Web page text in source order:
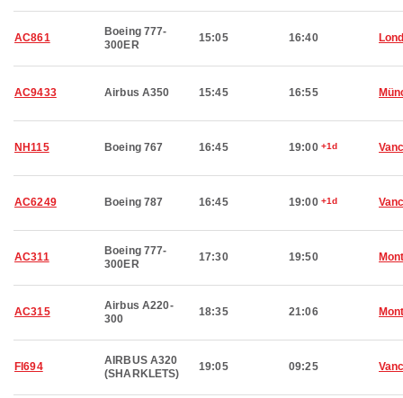
AC861
Boeing 777-
300ER
15:05 16:40
AC9433 Airbus A350 15:45 16:55
NH115 Boeing 767 16:45 19:00 +1d
AC6249 Boeing 787 16:45 19:00 +1d
AC311
Boeing 777-
300ER
17:30 19:50
AC315
Airbus A220-
300
18:35 21:06
FI694
AIRBUS A320
(SHARKLETS)
19:05 09:25